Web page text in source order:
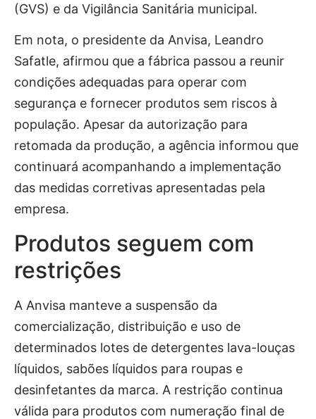
(GVS) e da Vigilância Sanitária municipal.
Em nota, o presidente da Anvisa, Leandro
Safatle, afirmou que a fábrica passou a reunir
condições adequadas para operar com
segurança e fornecer produtos sem riscos à
população. Apesar da autorização para
retomada da produção, a agência informou que
continuará acompanhando a implementação
das medidas corretivas apresentadas pela
empresa.
Produtos seguem com
restrições
A Anvisa manteve a suspensão da
comercialização, distribuição e uso de
determinados lotes de detergentes lava-louças
líquidos, sabões líquidos para roupas e
desinfetantes da marca. A restrição continua
válida para produtos com numeração final de